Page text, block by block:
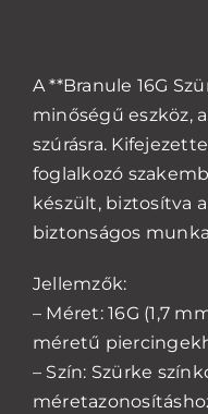
A **Branule 16G
minőségű eszköz,
szúrásra.
foglalkozó
készült, biztosítva
biztonságos
Jellemzők:
– Méret: 16G (1,7
méretű
– Szín: Szürke